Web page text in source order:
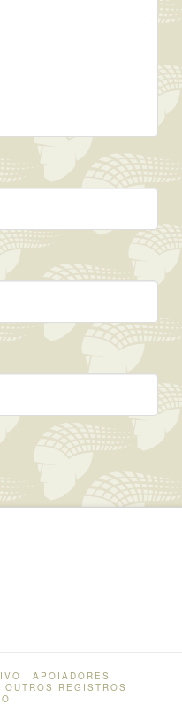
APOIADORES
OUTROS REGISTROS